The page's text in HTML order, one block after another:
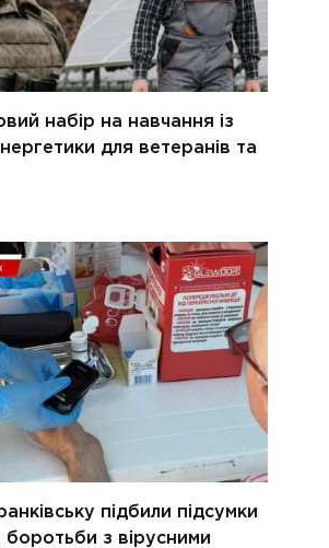
набір на навчання із
для ветеранів та
підбили підсумки
боротьби з вірусними